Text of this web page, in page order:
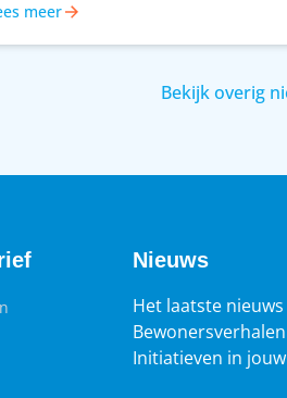
van het groot onderhoud. Kleur
de Vries. Zij zorgt voor een
past bij het gebouw, de omgeving
meer
Bekijk overig
Nieuws
Het laatste nieuws
Bewonersverhalen
Initiatieven in